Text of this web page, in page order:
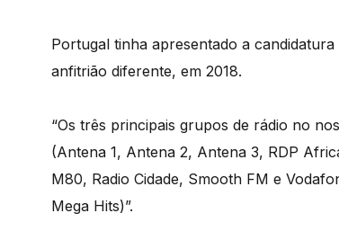
Portugal tinha apresentado a
anfitrião diferente, em 2018.
“Os três principais grupos de rádio no
(Antena 1, Antena 2, Antena 3, RDP
M80, Radio Cidade, Smooth FM e
Mega Hits)”.